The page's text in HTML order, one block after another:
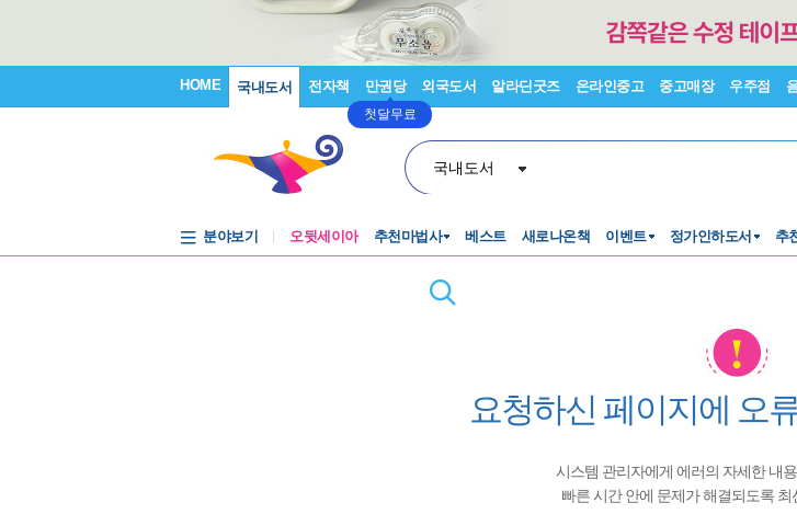
HOME 국내도서 전자책 만권당
첫달무료
외국도서 알라딘굿즈 온라인중고 중고매장 우주점
국내도서
분야보기 오뒷세이아 추천마법사 베스트 새로나온책 이벤트 정가인하도서 추
요청하신 페이지에 오
시스템 관리자에게 에러의 자세한 내
빠른 시간 안에 문제가 해결되도록